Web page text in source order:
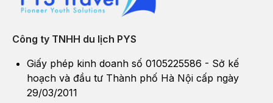
Công ty TNHH du lịch PYS
Giấy phép kinh doanh số 0105225586 - Sở kế
hoạch và đầu tư Thành phố Hà Nội cấp ngày
29/03/2011